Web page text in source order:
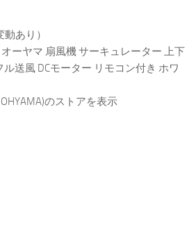
あり）
オーヤマ 扇風機 サーキュレーター 上下
送風 DCモーター リモコン付き ホワ
のストアを表示